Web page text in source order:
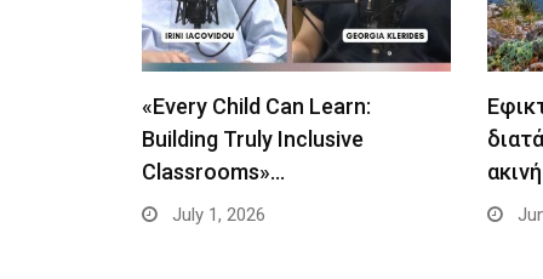
«Every Child Can Learn:
Building Truly Inclusive
Classrooms»…
July 1, 2026